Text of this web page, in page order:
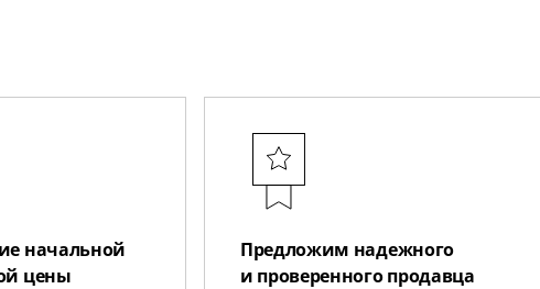
начальной
цены
Предложим надежного
и проверенного продавца